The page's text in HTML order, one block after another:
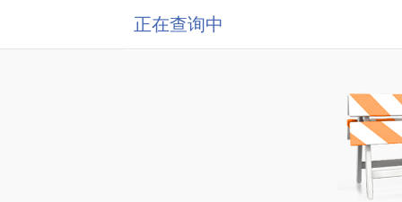
正在查询中